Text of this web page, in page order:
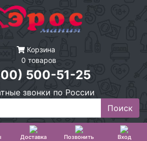
Корзина
0 товаров
500-51-25
звонки по России
Доставка Позвонить Вход